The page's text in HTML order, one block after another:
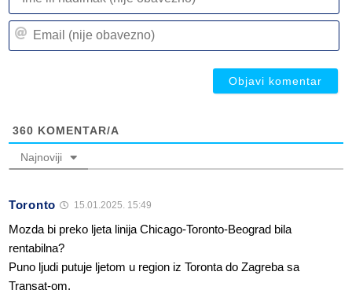
360 KOMENTAR/A
Najnoviji
Toronto 15.01.2025. 15:49
Mozda bi preko ljeta linija Chicago-Toronto-Beograd bila
rentabilna?
Puno ljudi putuje ljetom u region iz Toronta do Zagreba sa
Transat-om.